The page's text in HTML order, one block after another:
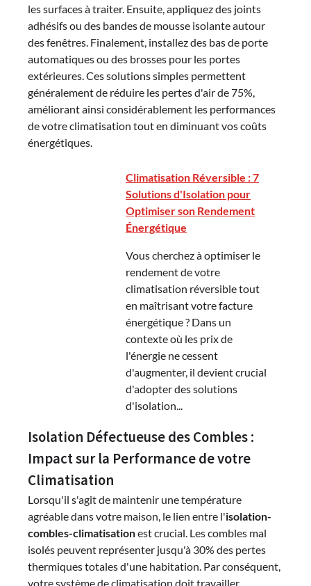
les surfaces à traiter. Ensuite, appliquez des joints
adhésifs ou des bandes de mousse isolante autour
des fenêtres. Finalement, installez des bas de porte
automatiques ou des brosses pour les portes
extérieures. Ces solutions simples permettent
généralement de réduire les pertes d'air de 75%,
améliorant ainsi considérablement les performances
de votre climatisation tout en diminuant vos coûts
énergétiques.
Climatisation Réversible : 7
Solutions d'Isolation pour
Optimiser son Rendement
Énergétique
Vous cherchez à optimiser le
rendement de votre
climatisation réversible tout
en maîtrisant votre facture
énergétique ? Dans un
contexte où les prix de
l'énergie ne cessent
d'augmenter, il devient crucial
d'adopter des solutions
d'isolation...
Isolation Défectueuse des Combles :
Impact sur la Performance de votre
Climatisation
Lorsqu'il s'agit de maintenir une température
agréable dans votre maison, le lien entre l'isolation-
combles-climatisationest crucial. Les combles mal
isolés peuvent représenter jusqu'à 30% des pertes
thermiques totales d'une habitation. Par conséquent,
votre système de climatisation doit travailler